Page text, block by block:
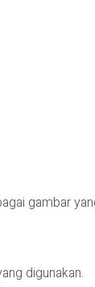
gambar
digunakan.